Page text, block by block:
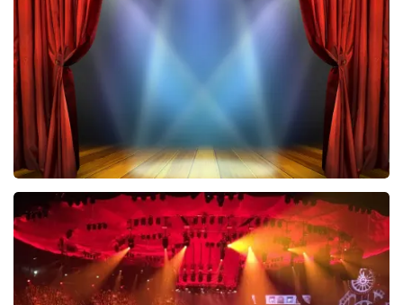
742 laatste 30 minuten
BESTEL NU
40 45 De Musical
489laatste 30 minuten
BESTEL NU